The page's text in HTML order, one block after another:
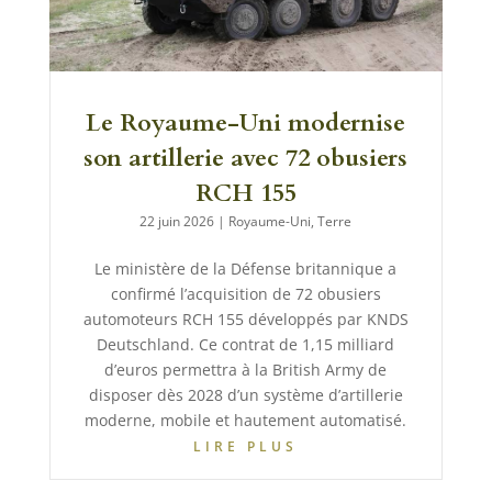
Le Royaume-Uni modernise
son artillerie avec 72 obusiers
RCH 155
22 juin 2026 | Royaume-Uni,Terre
Le ministère de la Défense britannique a
confirmé l’acquisition de 72 obusiers
automoteurs RCH 155 développés par KNDS
Deutschland. Ce contrat de 1,15 milliard
d’euros permettra à la British Army de
disposer dès 2028 d’un système d’artillerie
moderne, mobile et hautement automatisé.
LIRE PLUS